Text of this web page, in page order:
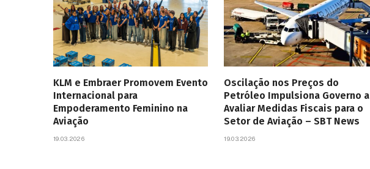
KLM e Embraer Promovem Evento
Internacional para
Empoderamento Feminino na
Aviação
19.03.2026
Oscilação nos Preços do
Petróleo Impulsiona Governo a
Avaliar Medidas Fiscais para o
Setor de Aviação – SBT News
19.03.2026